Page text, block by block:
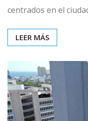
centrados en el
LEER MÁS